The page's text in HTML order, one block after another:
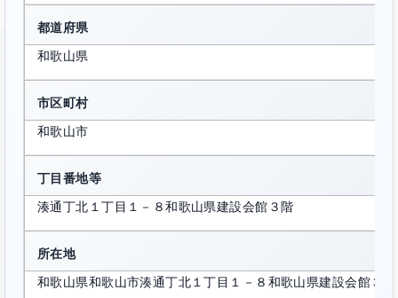
都道府県
和歌山県
市区町村
和歌山市
丁目番地等
湊通丁北１丁目１－８和歌山県建設会館３階
所在地
和歌山県和歌山市湊通丁北１丁目１－８和歌山県建設会館３階